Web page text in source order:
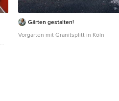
Gärten gestalten!
Vorgarten mit Granitsplitt in Köln